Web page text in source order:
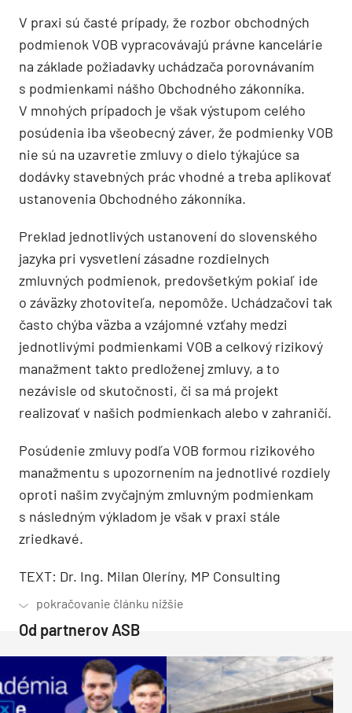
V praxi sú časté prípady, že rozbor obchodných
podmienok VOB vypracovávajú právne kancelárie
na základe požiadavky uchádzača porovnávaním
s podmienkami nášho Obchodného zákonníka.
V mnohých prípadoch je však výstupom celého
posúdenia iba všeobecný záver, že podmienky VOB
nie sú na uzavretie zmluvy o dielo týkajúce sa
dodávky stavebných prác vhodné a treba aplikovať
ustanovenia Obchodného zákonníka.
Preklad jednotlivých ustanovení do slovenského
jazyka pri vysvetlení zásadne rozdielnych
zmluvných podmienok, predovšetkým pokiaľ ide
o záväzky zhotoviteľa, nepomôže. Uchádzačovi tak
často chýba väzba a vzájomné vzťahy medzi
jednotlivými podmienkami VOB a celkový rizikový
manažment takto predloženej zmluvy, a to
nezávisle od skutočnosti, či sa má projekt
realizovať v našich podmienkach alebo v zahraničí.
Posúdenie zmluvy podľa VOB formou rizikového
manažmentu s upozornením na jednotlivé rozdiely
oproti našim zvyčajným zmluvným podmienkam
s následným výkladom je však v praxi stále
zriedkavé.
TEXT: Dr. Ing. Milan Oleríny, MP Consulting
Od partnerov ASB